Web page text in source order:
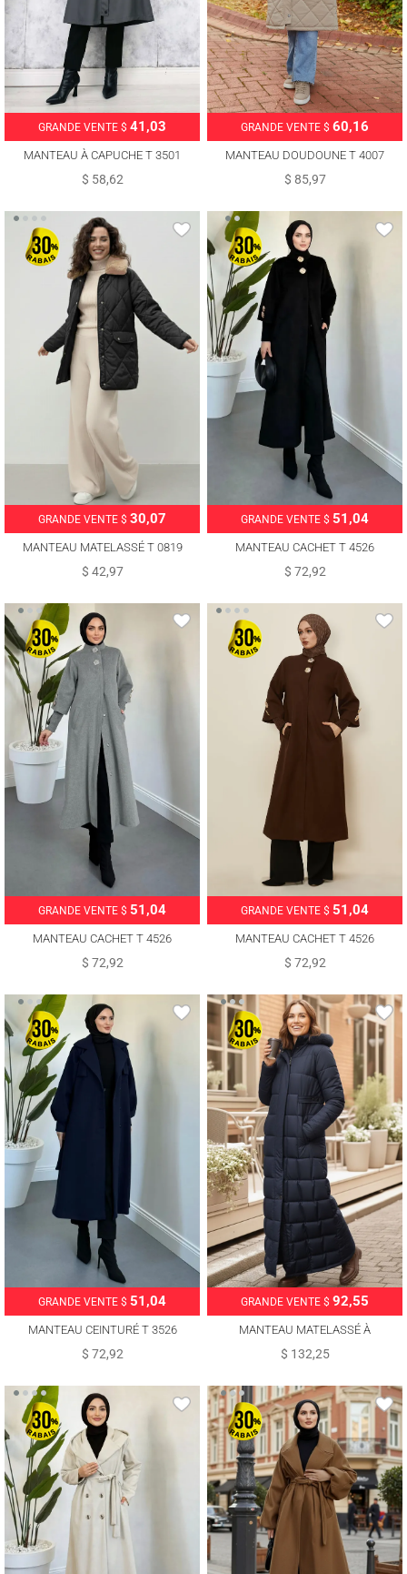
GRANDE VENTE $ 41,03
MANTEAU À CAPUCHE T 3501
$ 58,62
GRANDE VENTE $ 60,16
MANTEAU DOUDOUNE T 4007
$ 85,97
GRANDE VENTE $ 30,07
MANTEAU MATELASSÉ T 0819
$ 42,97
GRANDE VENTE $ 51,04
MANTEAU CACHET T 4526
$ 72,92
GRANDE VENTE $ 51,04
MANTEAU CACHET T 4526
$ 72,92
GRANDE VENTE $ 51,04
MANTEAU CACHET T 4526
$ 72,92
GRANDE VENTE $ 51,04
MANTEAU CEINTURÉ T 3526
$ 72,92
GRANDE VENTE $ 92,55
MANTEAU MATELASSÉ À
CAPUCHE T 5002
$ 132,25